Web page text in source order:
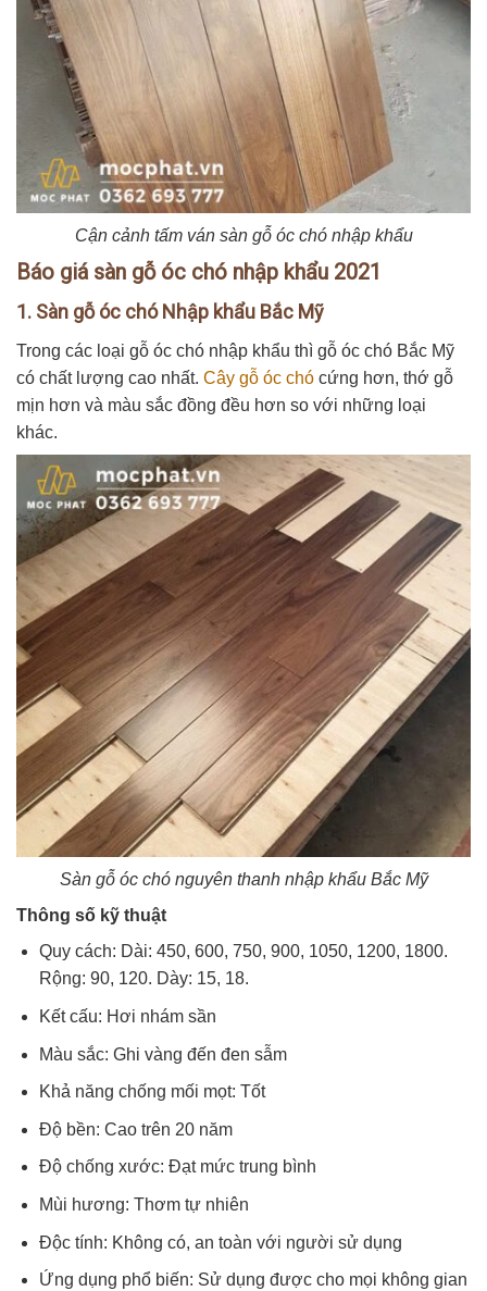
Cận cảnh tấm ván sàn gỗ óc chó nhập khẩu
Báo giá sàn gỗ óc chó nhập khẩu 2021
1. Sàn gỗ óc chó Nhập khẩu Bắc Mỹ
Trong các loại gỗ óc chó nhập khẩu thì gỗ óc chó Bắc Mỹ
có chất lượng cao nhất. Cây gỗ óc chó cứng hơn, thớ gỗ
mịn hơn và màu sắc đồng đều hơn so với những loại
khác.
Sàn gỗ óc chó nguyên thanh nhập khẩu Bắc Mỹ
Thông số kỹ thuật
Quy cách: Dài: 450, 600, 750, 900, 1050, 1200, 1800.
Rộng: 90, 120. Dày: 15, 18.
Kết cấu: Hơi nhám sần
Màu sắc: Ghi vàng đến đen sẫm
Khả năng chống mối mọt: Tốt
Độ bền: Cao trên 20 năm
Độ chống xước: Đạt mức trung bình
Mùi hương: Thơm tự nhiên
Độc tính: Không có, an toàn với người sử dụng
Ứng dụng phổ biến: Sử dụng được cho mọi không gian